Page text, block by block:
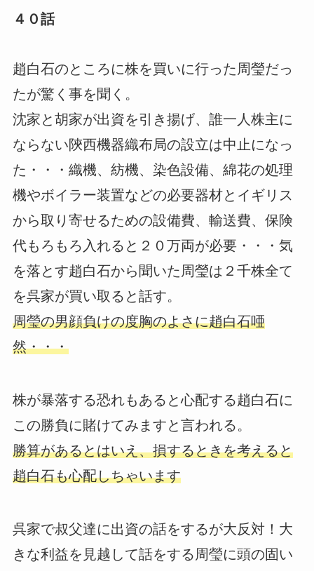
４０話
趙白石のところに株を買いに行った周瑩だっ
たが驚く事を聞く。
沈家と胡家が出資を引き揚げ、誰一人株主に
ならない陝西機器織布局の設立は中止になっ
た・・・織機、紡機、染色設備、綿花の処理
機やボイラー装置などの必要器材とイギリス
から取り寄せるための設備費、輸送費、保険
代もろもろ入れると２０万両が必要・・・気
を落とす趙白石から聞いた周瑩は２千株全て
を呉家が買い取ると話す。
周瑩の男顔負けの度胸のよさに趙白石唖
然・・・
株が暴落する恐れもあると心配する趙白石に
この勝負に賭けてみますと言われる。
勝算があるとはいえ、損するときを考えると
趙白石も心配しちゃいます
呉家で叔父達に出資の話をするが大反対！大
きな利益を見越して話をする周瑩に頭の固い